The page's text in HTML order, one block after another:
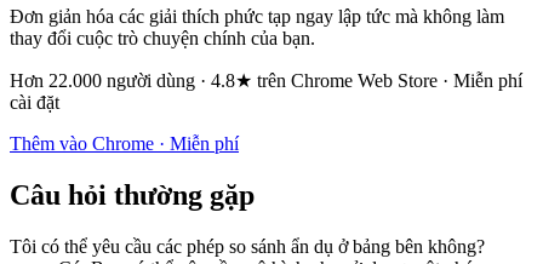
Đơn giản hóa các giải thích phức tạp ngay lập tức mà không làm
thay đổi cuộc trò chuyện chính của bạn.
Hơn 22.000 người dùng · 4.8★ trên Chrome Web Store · Miễn phí
cài đặt
Thêm vào Chrome · Miễn phí
Câu hỏi thường gặp
Tôi có thể yêu cầu các phép so sánh ẩn dụ ở bảng bên không?